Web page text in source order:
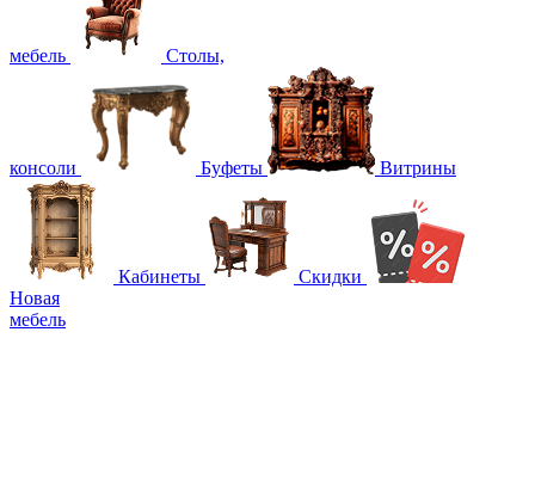
мебель Столы,
консоли Буфеты Витрины
Кабинеты
Скидки
Новая
мебель